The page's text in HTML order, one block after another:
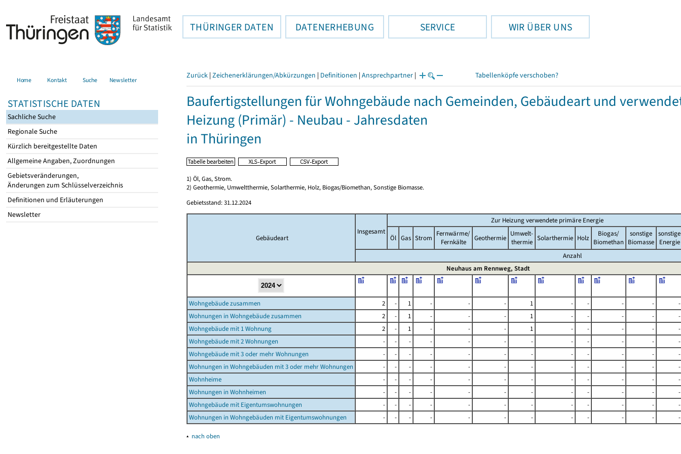
THÜRINGER DATEN DATENERHEBUNG SERVICE WIR ÜBER UNS
Home Kontakt Suche Newsletter
STATISTISCHE DATEN
Sachliche Suche
Regionale Suche
Kürzlich bereitgestellte Daten
Allgemeine Angaben, Zuordnungen
Gebietsveränderungen,
Änderungen zum Schlüsselverzeichnis
Definitionen und Erläuterungen
Newsletter
Zurück | Zeichenerklärungen/Abkürzungen | Definitionen | Ansprechpartner | Tabellenköpfe verschoben?
Baufertigstellungen für Wohngebäude nach Gemeinden, Gebäudeart und
Heizung (Primär) - Neubau - Jahresdaten
in Thüringen
1) Öl, Gas, Strom.
2) Geothermie, Umweltthermie, Solarthermie, Holz, Biogas/Biomethan, Sonstige Biomasse.
Gebietsstand: 31.12.2024
Gebäudeart
Insgesamt
Zur Heizung verwendete primäre Energie
Öl Gas Strom
Fernwärme/
Fernkälte
Geothermie
Umwelt-
thermie Solarthermie Holz
Biogas/
Biomethan
sonstige
Biomasse
sonstige
Energie
Anzahl
Neuhaus am Rennweg, Stadt
Wohngebäude zusammen 2 - 1 - - - 1 - - - -
-
Wohnungen in Wohngebäude zusammen
2 - 1 - - - 1 - - - -
-
Wohngebäude mit 1 Wohnung
2 - 1 - - - 1 - - - -
-
Wohngebäude mit 2 Wohnungen
- - - - - - - - - - -
-
Wohngebäude mit 3 oder mehr Wohnungen
- - - - - - - - - - -
-
Wohnungen in Wohngebäuden mit 3 oder mehr Wohnungen
- - - - - - - - - - -
-
Wohnheime
- - - - - - - - - - -
-
Wohnungen in Wohnheimen
- - - - - - - - - - -
-
Wohngebäude mit Eigentumswohnungen
- - - - - - - - - - -
-
Wohnungen in Wohngebäuden mit Eigentumswohnungen
- - - - - - - - - - - -
▴ nach oben